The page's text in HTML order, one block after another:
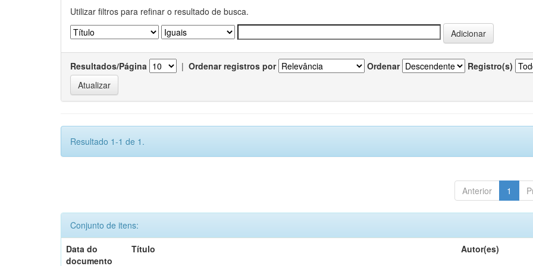
Utilizar filtros para refinar o resultado de busca.
Resultados/Página | Ordenar registros por Ordenar Registro(s)
Resultado 1-1 de 1.
Anterior 1
Conjunto de itens:
Data do
documento
Título Autor(es)